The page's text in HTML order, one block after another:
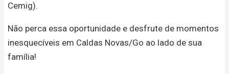
Cemig).
Não perca essa oportunidade e desfrute de momentos
inesquecíveis em Caldas Novas/Go ao lado de sua
família!